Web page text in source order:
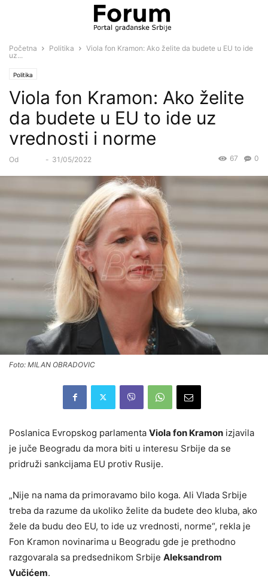
Početna Politika
Viola fon Kramon: Ako želite da budete u EU to ide
uz...
Politika
Viola fon Kramon: Ako želite
da budete u EU to ide uz
vrednosti i norme
Od - 31/05/2022 0
67
Foto: MILAN OBRADOVIC
Poslanica Evropskog parlamenta Viola fon Kramon izjavila
je juče Beogradu da mora biti u interesu Srbije da se
pridruži sankcijama EU protiv Rusije.
„Nije na nama da primoravamo bilo koga. Ali Vlada Srbije
treba da razume da ukoliko želite da budete deo kluba, ako
žele da budu deo EU, to ide uz vrednosti, norme“, rekla je
Fon Kramon novinarima u Beogradu gde je prethodno
razgovarala sa predsednikom Srbije Aleksandrom
Vučićem.